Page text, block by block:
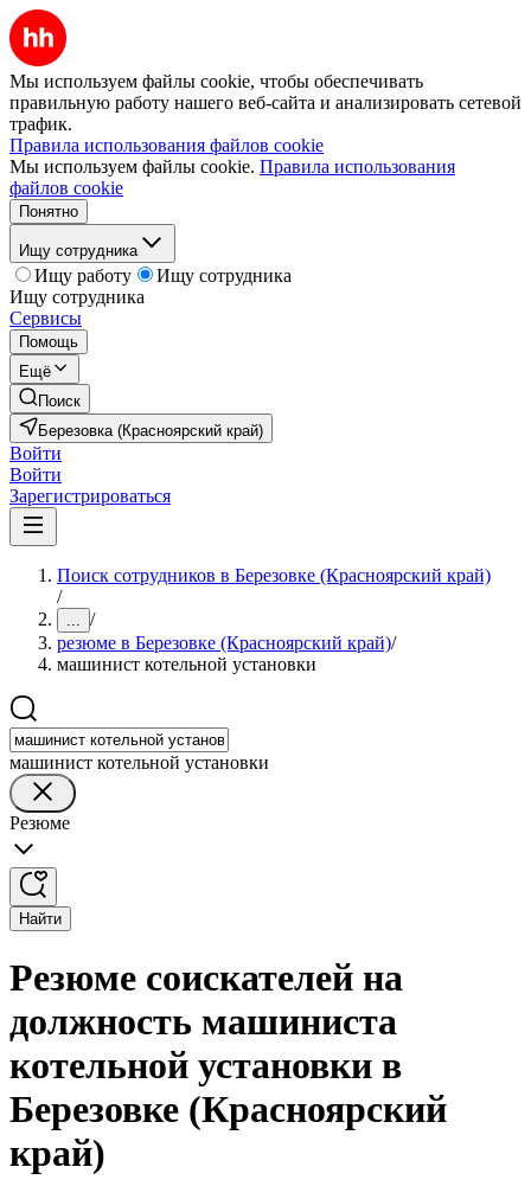
Мы используем файлы cookie, чтобы обеспечивать
правильную работу нашего веб-сайта и анализировать сетевой
трафик.
Правила использования файлов cookie
Мы используем файлы cookie. Правила использования
файлов cookie
Понятно
Ищу сотрудника
Ищу работу
Ищу сотрудника
Ищу сотрудника
Сервисы
Помощь
Ещё
Поиск
Березовка (Красноярский край)
Войти
Войти
Зарегистрироваться
Поиск сотрудников в Березовке (Красноярский край)
/
... /
резюме в Березовке (Красноярский край)/
машинист котельной установки
машинист котельной установки
Резюме
Найти
Резюме соискателей на
должность машиниста
котельной установки в
Березовке (Красноярский
край)